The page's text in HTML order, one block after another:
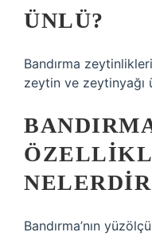
ÜNLÜ?
Bandırma
zeytin ve zeytinyağı
Bandırma’nın